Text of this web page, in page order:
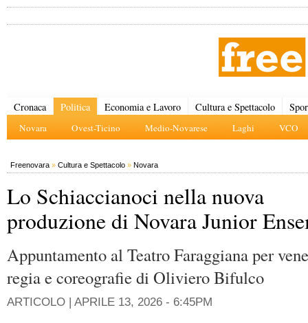
Cronaca Politica
Novara Ovest-Ticino Medio-Novarese Laghi VCO
Economia e Lavoro Cultura e Spettacolo
Freenovara » Cultura e Spettacolo » Novara
Lo Schiaccianoci nella nuova
produzione di Novara Junior
Appuntamento al Teatro Faraggiana per
regia e coreografie di Oliviero Bifulco
ARTICOLO | APRILE 13, 2026 - 6:45PM